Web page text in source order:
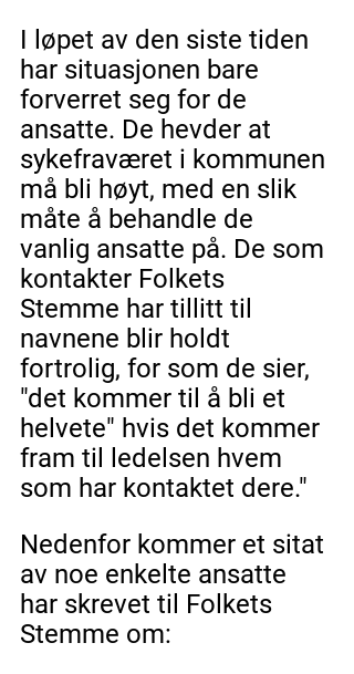
I løpet av den siste tiden
har situasjonen bare
forverret seg for de
ansatte. De hevder at
sykefraværet i kommunen
må bli høyt, med en slik
måte å behandle de
vanlig ansatte på. De som
kontakter Folkets
Stemme har tillitt til
navnene blir holdt
fortrolig, for som de sier,
"det kommer til å bli et
helvete" hvis det kommer
fram til ledelsen hvem
som har kontaktet dere."
Nedenfor kommer et sitat
av noe enkelte ansatte
har skrevet til Folkets
Stemme om: